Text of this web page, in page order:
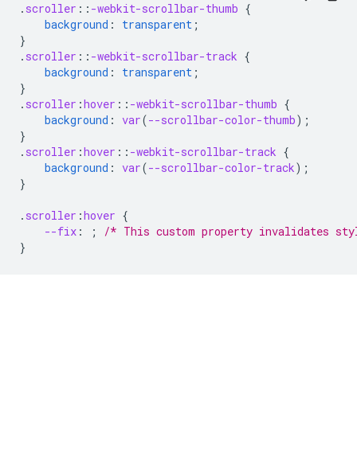
. scroller :: -webkit-scrollbar-thumb {
background : transparent ;
}
. scroller :: -webkit-scrollbar-track {
background : transparent ;
}
. scroller :hover :: -webkit-scrollbar-thumb {
background : var(--scrollbar-color-thumb);
}
. scroller :hover :: -webkit-scrollbar-track {
background : var(--scrollbar-color-track);
}
. scroller :hover {
--fix : ;
/* This custom property invalidates
}